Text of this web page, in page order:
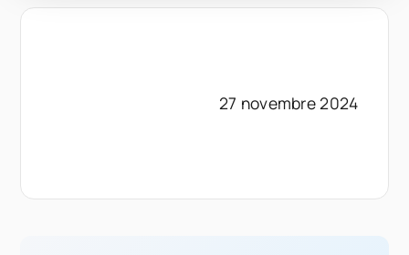
27 novembre 2024